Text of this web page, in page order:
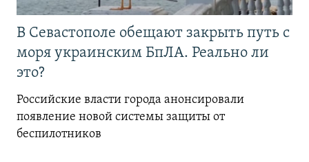
В Севастополе обещают закрыть путь с
моря украинским БпЛА. Реально ли
это?
Российские власти города анонсировали
появление новой системы защиты от
беспилотников